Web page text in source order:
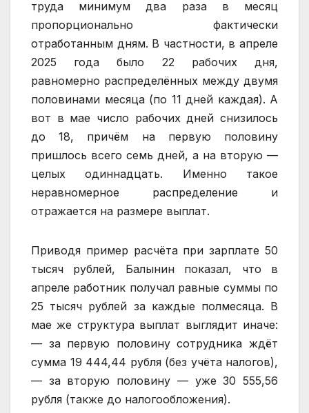
труда минимум два раза в месяц
пропорционально фактически
отработанным дням. В частности, в апреле
2025 года было 22 рабочих дня,
равномерно распределённых между двумя
половинами месяца (по 11 дней каждая). А
вот в мае число рабочих дней снизилось
до 18, причём на первую половину
пришлось всего семь дней, а на вторую —
целых одиннадцать. Именно такое
неравномерное распределение и
отражается на размере выплат.
Приводя пример расчёта при зарплате 50
тысяч рублей, Балынин показал, что в
апреле работник получал равные суммы по
25 тысяч рублей за каждые полмесяца. В
мае же структура выплат выглядит иначе:
— за первую половину сотрудника ждёт
сумма 19 444,44 рубля (без учёта налогов),
— за вторую половину — уже 30 555,56
рубля (также до налогообложения).